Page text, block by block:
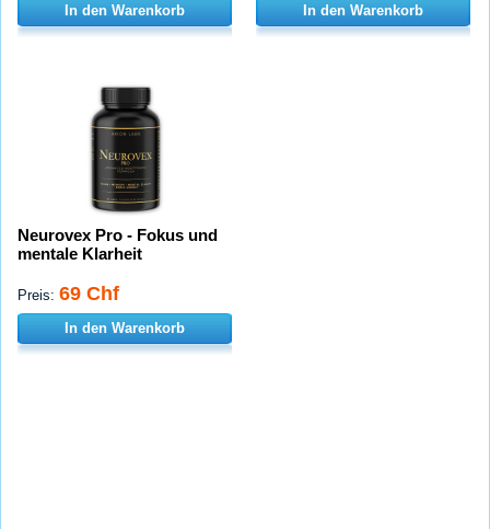
In den Warenkorb In den Warenkorb
Neurovex Pro - Fokus und
mentale Klarheit
Preis: 69 Chf
In den Warenkorb